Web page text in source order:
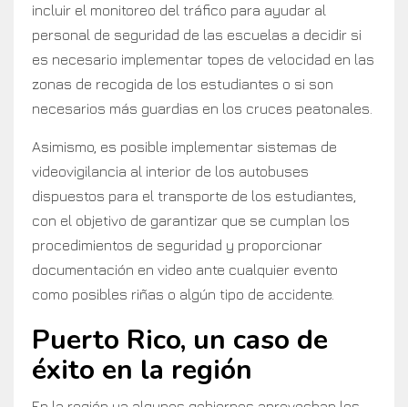
incluir el monitoreo del tráfico para ayudar al
personal de seguridad de las escuelas a decidir si
es necesario implementar topes de velocidad en las
zonas de recogida de los estudiantes o si son
necesarios más guardias en los cruces peatonales.
Asimismo, es posible implementar sistemas de
videovigilancia al interior de los autobuses
dispuestos para el transporte de los estudiantes,
con el objetivo de garantizar que se cumplan los
procedimientos de seguridad y proporcionar
documentación en video ante cualquier evento
como posibles riñas o algún tipo de accidente.
Puerto Rico, un caso de
éxito en la región